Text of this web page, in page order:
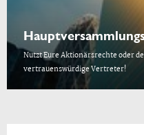
Nutzt Eure Aktionärsrechte oder
vertrauenswürdige Vertreter!